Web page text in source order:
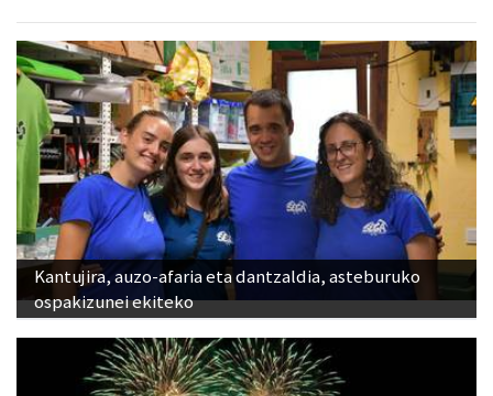
Kantujira, auzo-afaria eta dantzaldia, asteburuko
ospakizunei ekiteko